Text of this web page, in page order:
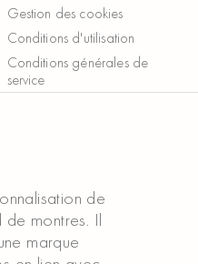
Gestion des cookies
Conditions d'utilisation
Conditions générales de
service
de
montres. Il
marque